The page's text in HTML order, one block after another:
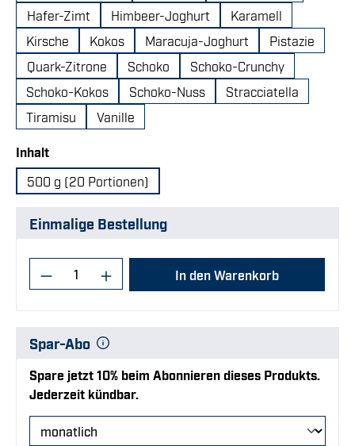
Hafer-Zimt
Himbeer-Joghurt
Karamell
Kirsche
Kokos Maracuja-Joghurt
Pistazie
Quark-Zitrone
Schoko
Schoko-Crunchy
Schoko-Kokos
Schoko-Nuss
Stracciatella
Tiramisu
Vanille
Inhaltauswählen
500 g (20 Portionen)
Einmalige Bestellung
Produkt Anzahl: Gib den gewünschten
In den Warenkorb
Spar-Abo
Spare jetzt 10% beim Abonnieren dieses Produkts.
Jederzeit kündbar.